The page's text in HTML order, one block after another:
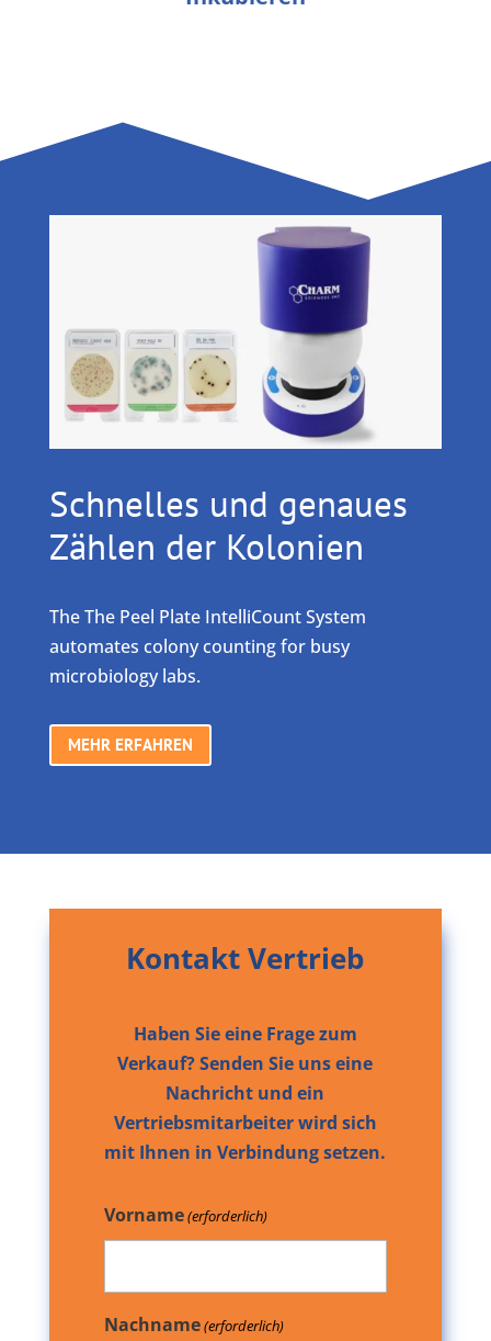
Schnelles und genaues
Zählen der Kolonien
TheThe Peel Plate IntelliCount System
automates colony counting for busy
microbiology labs.
MEHR ERFAHREN
Kontakt Vertrieb
Haben Sie eine Frage zum
Verkauf? Senden Sie uns eine
Nachricht und ein
Vertriebsmitarbeiter wird sich
mit Ihnen in Verbindung setzen.
Vorname(erforderlich)
Nachname(erforderlich)